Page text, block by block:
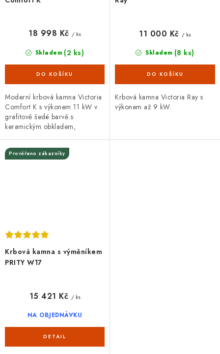
Skladem (2 ks)
18 998 Kč / ks
Moderní krbová kamna Victoria
Comfort K s výkonem 11 kW v
grafitově šedé barvě s
keramickým obkladem,
praktickým prostorem pro
skladování dřeva. Vývod...
Skladem (8 ks)
11 000 Kč / ks
Krbová kamna Victoria Ray s
výkonem až 9 kW.
Krbová kamna s výměníkem
PRITY W17
Prověřeno zákazníky
NA OBJEDNÁVKU
15 421 Kč / ks